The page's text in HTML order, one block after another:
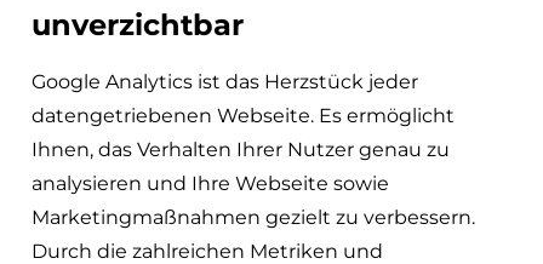
unverzichtbar
Google Analytics ist das Herzstück jeder
datengetriebenen Webseite. Es ermöglicht
Ihnen, das Verhalten Ihrer Nutzer genau zu
analysieren und Ihre Webseite sowie
Marketingmaßnahmen gezielt zu verbessern.
Durch die zahlreichen Metriken und